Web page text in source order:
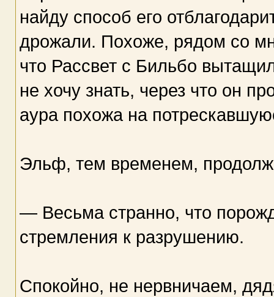
найду способ его
дрожали. Похоже, рядом со
что Рассвет с Бильбо
не хочу знать, через что он
аура похожа на
Эльф, тем временем,
— Весьма странно, что
стремления к разрушению.
Спокойно, не нервничаем,